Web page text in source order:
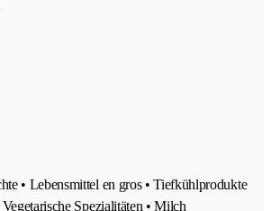
• Lebensmittel en gros • Tiefkühlprodukte
Spezialitäten • Milch